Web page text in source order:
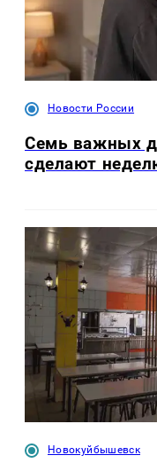
Новости России
Семь важных
сделают
Новокуйбышевск